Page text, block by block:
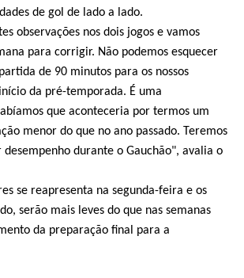
de gol de lado a lado.
observações nos dois jogos e vamos
para corrigir. Não podemos esquecer
de 90 minutos para os nossos
da pré-temporada. É uma
que aconteceria por termos um
menor do que no ano passado. Teremos
durante o Gauchão", avalia o
se reapresenta na segunda-feira e os
serão mais leves do que nas semanas
da preparação final para a